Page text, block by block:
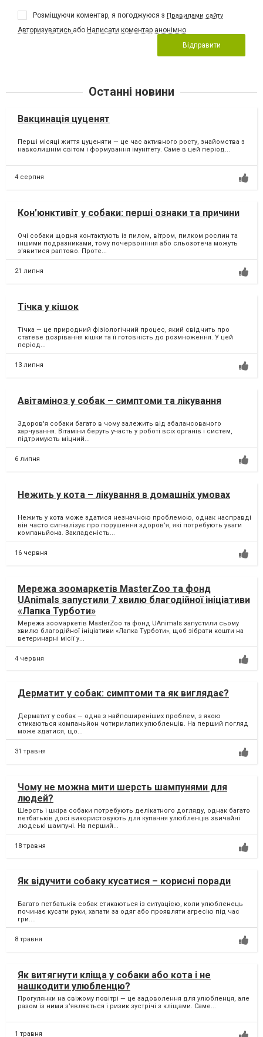
Розміщуючи коментар, я погоджуюся з Правилами сайту
Авторизуватись або Написати коментар анонімно
Відправити
Останні новини
Вакцинація цуценят
Перші місяці життя цуценяти — це час активного росту, знайомства з
навколишнім світом і формування імунітету. Саме в цей період...
4 серпня
Кон’юнктивіт у собаки: перші ознаки та причини
Очі собаки щодня контактують із пилом, вітром, пилком рослин та
іншими подразниками, тому почервоніння або сльозотеча можуть
з'явитися раптово. Проте...
21 липня
Тічка у кішок
Тічка — це природний фізіологічний процес, який свідчить про
статеве дозрівання кішки та її готовність до розмноження. У цей
період...
13 липня
Авітаміноз у собак – симптоми та лікування
Здоров'я собаки багато в чому залежить від збалансованого
харчування. Вітаміни беруть участь у роботі всіх органів і систем,
підтримують міцний...
6 липня
Нежить у кота – лікування в домашніх умовах
Нежить у кота може здатися незначною проблемою, однак насправді
він часто сигналізує про порушення здоров’я, які потребують уваги
компаньйона. Закладеність...
16 червня
Мережа зоомаркетів MasterZoo та фонд
UAnimals запустили 7 хвилю благодійної ініціативи
«Лапка Турботи»
Мережа зоомаркетів MasterZoo та фонд UAnimals запустили сьому
хвилю благодійної ініціативи «Лапка Турботи», щоб зібрати кошти на
ветеринарні місії у...
4 червня
Дерматит у собак: симптоми та як виглядає?
Дерматит у собак — одна з найпоширеніших проблем, з якою
стикаються компаньйон чотирилапих улюбленців. На перший погляд
може здатися, що...
31 травня
Чому не можна мити шерсть шампунями для
людей?
Шерсть і шкіра собаки потребують делікатного догляду, однак багато
петбатьків досі використовують для купання улюбленців звичайні
людські шампуні. На перший...
18 травня
Як відучити собаку кусатися – корисні поради
Багато петбатьків собак стикаються із ситуацією, коли улюбленець
починає кусати руки, хапати за одяг або проявляти агресію під час
гри....
8 травня
Як витягнути кліща у собаки або кота і не
нашкодити улюбленцю?
Прогулянки на свіжому повітрі — це задоволення для улюбленця, але
разом із ними з’являється і ризик зустрічі з кліщами. Саме...
1 травня